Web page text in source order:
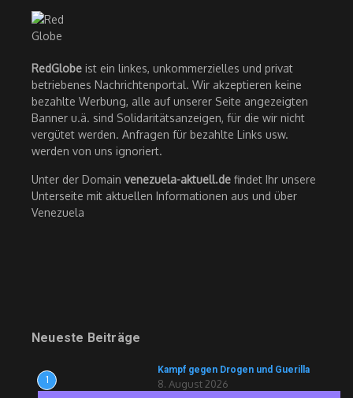
RedGlobe ist ein linkes, unkommerzielles und privat
betriebenes Nachrichtenportal. Wir akzeptieren keine
bezahlte Werbung, alle auf unserer Seite angezeigten
Banner u.ä. sind Solidaritätsanzeigen, für die wir nicht
vergütet werden. Anfragen für bezahlte Links usw.
werden von uns ignoriert.
Unter der Domain venezuela-aktuell.de findet Ihr unsere
Unterseite mit aktuellen Informationen aus und über
Venezuela
Neueste Beiträge
1
Kampf gegen Drogen und Guerilla
8. August 2026